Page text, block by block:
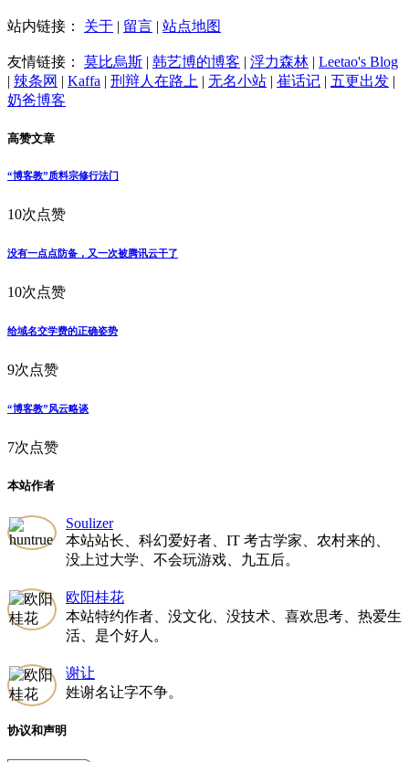
站内链接： 关于 | 留言 | 站点地图
友情链接： 莫比烏斯 | 韩艺博的博客 | 浮力森林 | Leetao's Blog
| 辣条网 | Kaffa | 刑辩人在路上 | 无名小站 | 崔话记 | 五更出发 |
奶爸博客
高赞文章
“博客教”质料宗修行法门
10次点赞
没有一点点防备，又一次被腾讯云干了
10次点赞
给域名交学费的正确姿势
9次点赞
“博客教”风云略谈
7次点赞
本站作者
Soulizer
本站站长、科幻爱好者、IT 考古学家、农村来的、
没上过大学、不会玩游戏、九五后。
欧阳桂花
本站特约作者、没文化、没技术、喜欢思考、热爱生
活、是个好人。
谢让
姓谢名让字不争。
协议和声明